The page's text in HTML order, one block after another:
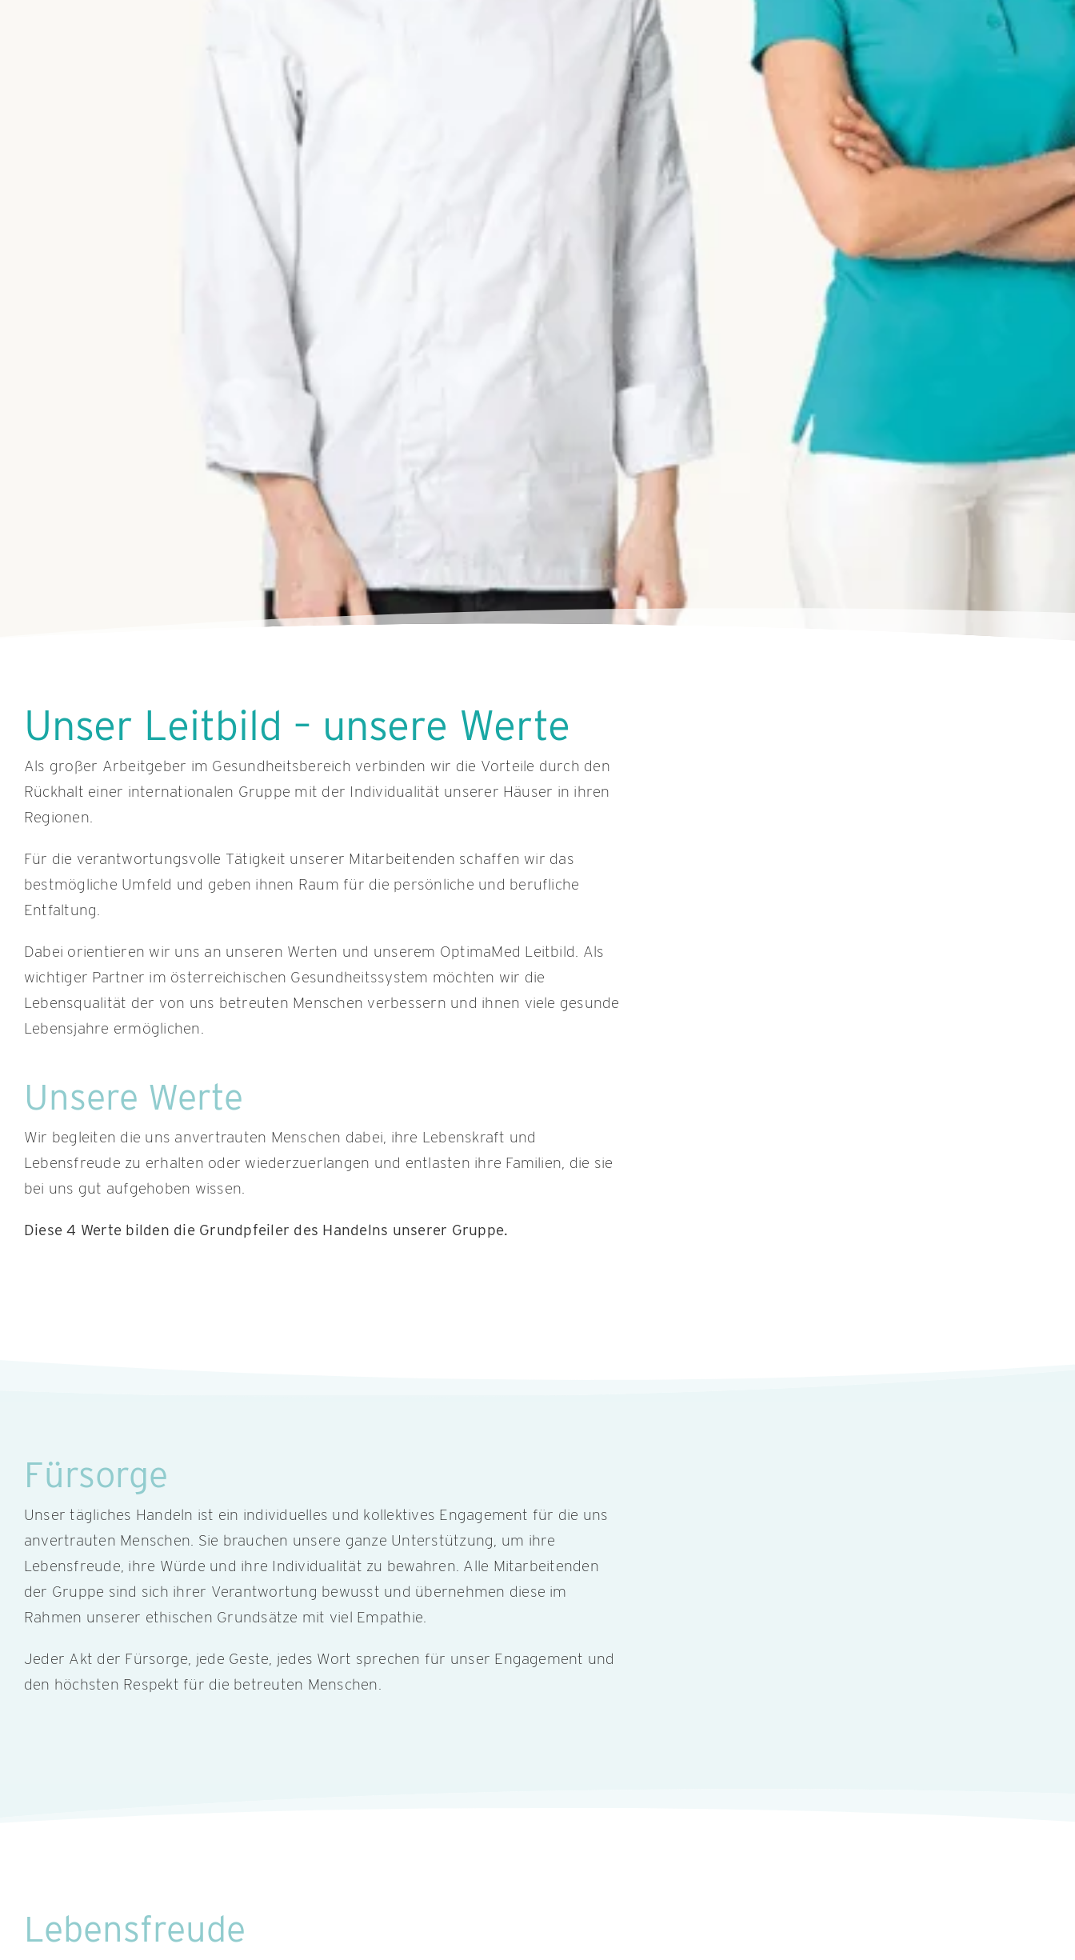
Unser Leitbild – unsere Werte
Als großer Arbeitgeber im Gesundheitsbereich verbinden wir die Vorteile durch den
Rückhalt einer internationalen Gruppe mit der Individualität unserer Häuser in ihren
Regionen.
Für die verantwortungsvolle Tätigkeit unserer Mitarbeitenden schaffen wir das
bestmögliche Umfeld und geben ihnen Raum für die persönliche und berufliche
Entfaltung.
Dabei orientieren wir uns an unseren Werten und unserem OptimaMed Leitbild. Als
wichtiger Partner im österreichischen Gesundheitssystem möchten wir die
Lebensqualität der von uns betreuten Menschen verbessern und ihnen viele gesunde
Lebensjahre ermöglichen.
Unsere Werte
Wir begleiten die uns anvertrauten Menschen dabei, ihre Lebenskraft und
Lebensfreude zu erhalten oder wiederzuerlangen und entlasten ihre Familien, die sie
bei uns gut aufgehoben wissen.
Diese 4 Werte bilden die Grundpfeiler des Handelns unserer Gruppe.
Fürsorge
Unser tägliches Handeln ist ein individuelles und kollektives Engagement für die uns
anvertrauten Menschen. Sie brauchen unsere ganze Unterstützung, um ihre
Lebensfreude, ihre Würde und ihre Individualität zu bewahren. Alle Mitarbeitenden
der Gruppe sind sich ihrer Verantwortung bewusst und übernehmen diese im
Rahmen unserer ethischen Grundsätze mit viel Empathie.
Jeder Akt der Fürsorge, jede Geste, jedes Wort sprechen für unser Engagement und
den höchsten Respekt für die betreuten Menschen.
Lebensfreude